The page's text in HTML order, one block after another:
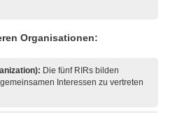
Organisationen:
Die fünf RIRs bilden
Interessen zu vertreten